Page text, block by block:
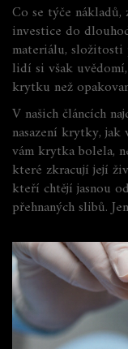
Co se týče
investice do
materiálu, složitosti
lidí si však
krytku než
V našich článcích
nasazení krytky,
vám krytka bolela,
které zkracují její
kteří chtějí jasnou
přehnaných slibů.